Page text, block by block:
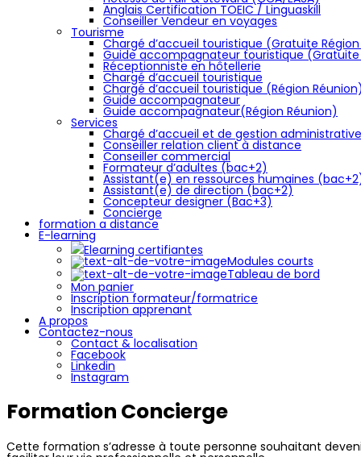
Anglais Certification TOEIC / Linguaskill
Conseiller Vendeur en voyages
Tourisme
Chargé d’accueil touristique (Gratuite
Guide accompagnateur touristique (Gratuite
Réceptionniste en hôtellerie
Chargé d’accueil touristique
Chargé d’accueil touristique (Région Réunion)
Guide accompagnateur
Guide accompagnateur(Région Réunion)
Services
Chargé d’accueil et de gestion administrative
Conseiller relation client à distance
Conseiller commercial
Formateur d’adultes (bac+2)
Assistant(e) en ressources humaines
Assistant(e) de direction (bac+2)
Concepteur designer (Bac+3)
Concierge
formation a distance
E-learning
Elearning certifiantes
Modules courts
Tableau de bord
Mon panier
Inscription formateur/formatrice
Inscription apprenant
A propos
Contactez-nous
Contact & localisation
Facebook
Linkedin
Instagram
Formation Concierge
Cette formation s’adresse à toute personne souhaitant